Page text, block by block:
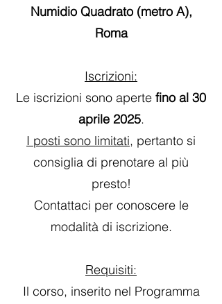
Numidio Quadrato (metro A),
Roma
Iscrizioni:
Le iscrizioni sono aperte fino al 30
aprile 2025.
I posti sono limitati, pertanto si
consiglia di prenotare al più
presto!
Contattaci per conoscere le
modalità di iscrizione.
Requisiti:
Il corso, inserito nel Programma